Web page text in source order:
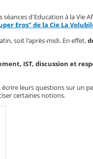
d'Education à la Vie
Eros" de la Cie La
soit l'après-midi. En effet,
IST, discussion et
écrire leurs questions sur un
certaines notions.